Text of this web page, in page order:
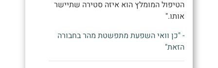
הטיפול המומלץ הוא איזה סטירה שתיישר
אותו."
- "כן וואי השפעת מתפשטת מהר בחבורה
הזאת"